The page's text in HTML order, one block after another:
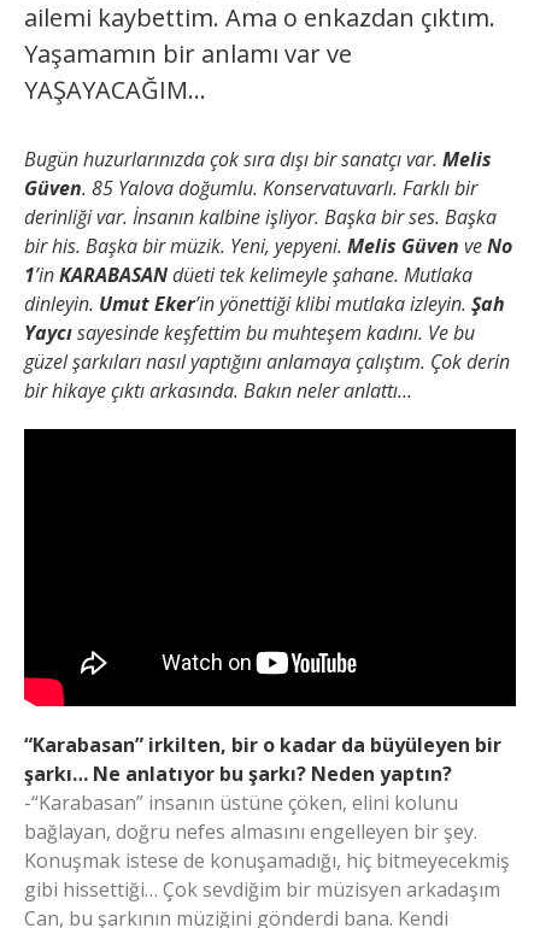
ailemi kaybettim. Ama o enkazdan çıktım.
Yaşamamın bir anlamı var ve
YAŞAYACAĞIM…
Bugün huzurlarınızda çok sıra dışı bir sanatçı var. Melis
Güven. 85 Yalova doğumlu. Konservatuvarlı. Farklı bir
derinliği var. İnsanın kalbine işliyor. Başka bir ses. Başka
bir his. Başka bir müzik. Yeni, yepyeni. Melis Güven veNo
1’inKARABASANdüeti tek kelimeyle şahane. Mutlaka
dinleyin. Umut Eker’in yönettiği klibi mutlaka izleyin. Şah
Yaycısayesinde keşfettim bu muhteşem kadını. Ve bu
güzel şarkıları nasıl yaptığını anlamaya çalıştım. Çok derin
bir hikaye çıktı arkasında. Bakın neler anlattı…
“Karabasan” irkilten, bir o kadar da büyüleyen bir
şarkı… Ne anlatıyor bu şarkı? Neden yaptın?
-“Karabasan” insanın üstüne çöken, elini kolunu
bağlayan, doğru nefes almasını engelleyen bir şey.
Konuşmak istese de konuşamadığı, hiç bitmeyecekmiş
gibi hissettiği… Çok sevdiğim bir müzisyen arkadaşım
Can, bu şarkının müziğini gönderdi bana. Kendi